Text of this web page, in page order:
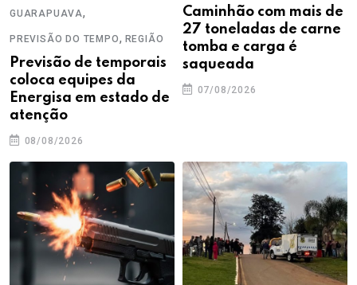
GUARAPUAVA,
PREVISÃO DO TEMPO, REGIÃO
Previsão de temporais
coloca equipes da
Energisa em estado de
atenção
08/08/2026
Caminhão com mais de
27 toneladas de carne
tomba e carga é
saqueada
07/08/2026